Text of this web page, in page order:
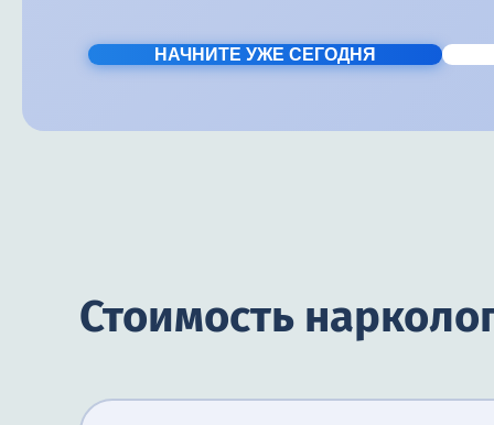
НАЧНИТЕ УЖЕ СЕГОДНЯ
Стоимость